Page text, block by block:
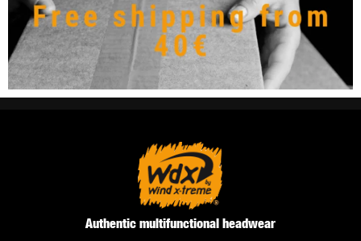
Authentic multifunctional headwear